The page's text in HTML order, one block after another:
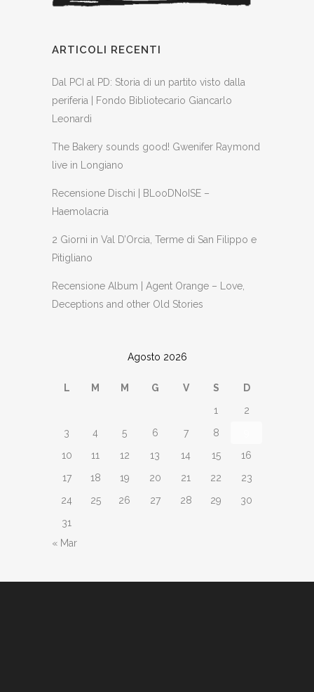
ARTICOLI RECENTI
Dal PCI al PD: Storia di un partito visto dalla
periferia | Fondo Bibliotecario Giancarlo
Leonardi
The Bakery sounds good! Gwenifer Raymond
live in Longiano
Recensione Dischi | BLooDNoISE –
Haemolacria
2 Giorni in Val D’Orcia, Terme di San Filippo e
Pitigliano
Recensione Album | Agent Orange – Love,
Deceptions and other Old Stories
Agosto 2026
L M M G V S
D
1
2
3
4 5 6 7 8
10
11 12 13 14 15
16
17
18 19 20 21 22
23
24
25 26 27 28 29
30
31
« Mar